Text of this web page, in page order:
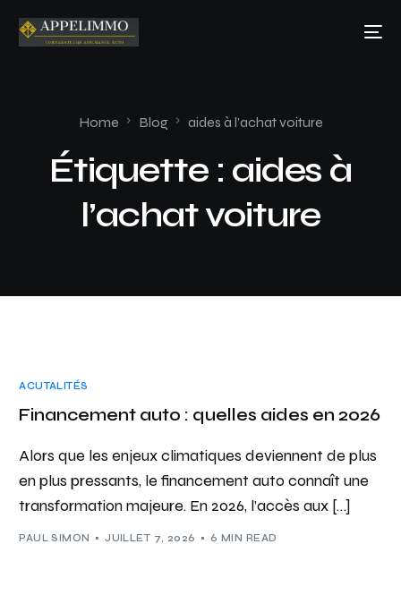
Home Blog aides à l’achat voiture
Étiquette : aides à
l’achat voiture
ACUTALITÉS
Financement auto : quelles aides en 2026
Alors que les enjeux climatiques deviennent de plus
en plus pressants, le financement auto connaît une
transformation majeure. En 2026, l’accès aux […]
PAUL SIMON JUILLET 7, 2026 6 MIN READ